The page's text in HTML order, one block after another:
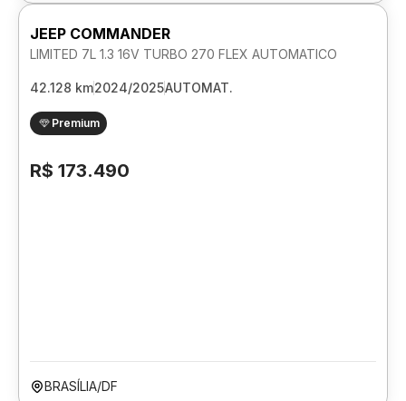
JEEP COMMANDER
LIMITED 7L 1.3 16V TURBO 270 FLEX AUTOMATICO
42.128 km2024/2025AUTOMAT.
Premium
R$ 173.490
BRASÍLIA/DF